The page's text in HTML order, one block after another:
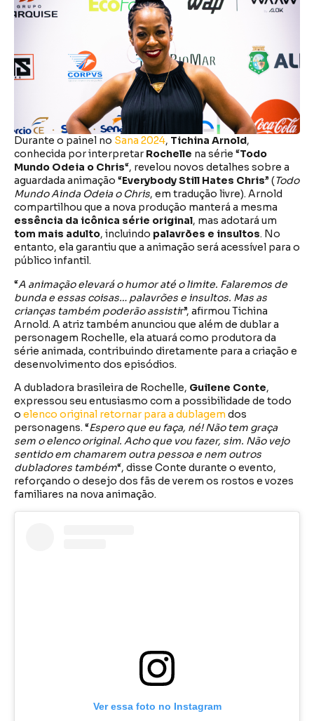
Durante o painel no Sana 2024, Tichina Arnold,
conhecida por interpretar Rochelle na série “Todo
Mundo Odeia o Chris“, revelou novos detalhes sobre a
aguardada animação “Everybody Still Hates Chris” (Todo
Mundo Ainda Odeia o Chris, em tradução livre). Arnold
compartilhou que a nova produção manterá a mesma
essência da icônica série original, mas adotará um
tom mais adulto, incluindo palavrões e insultos. No
entanto, ela garantiu que a animação será acessível para o
público infantil.
“A animação elevará o humor até o limite. Falaremos de
bunda e essas coisas… palavrões e insultos. Mas as
crianças também poderão assistir”, afirmou Tichina
Arnold. A atriz também anunciou que além de dublar a
personagem Rochelle, ela atuará como produtora da
série animada, contribuindo diretamente para a criação e
desenvolvimento dos episódios.
A dubladora brasileira de Rochelle, Guilene Conte,
expressou seu entusiasmo com a possibilidade de todo
o elenco original retornar para a dublagem dos
personagens. “Espero que eu faça, né! Não tem graça
sem o elenco original. Acho que vou fazer, sim. Não vejo
sentido em chamarem outra pessoa e nem outros
dubladores também“, disse Conte durante o evento,
reforçando o desejo dos fãs de verem os rostos e vozes
familiares na nova animação.
Ver essa foto no Instagram